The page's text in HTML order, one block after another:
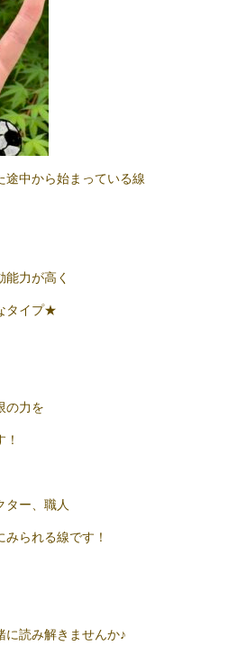
途中から始まっている線
能力が高く
タイプ★
の力を
ター、職人
られる線です！
に読み解きませんか♪